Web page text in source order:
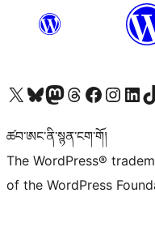
Visit our X (formerly Twitter) account
Visit our Bluesky account
Visit our Mastodon account
Visit our Threads account
Visit our Facebook page
Visit ourVisit our
ཚབ་ཨང་ནི་སྙན་ངག་གོ།
The WordPress®
of the WordPress